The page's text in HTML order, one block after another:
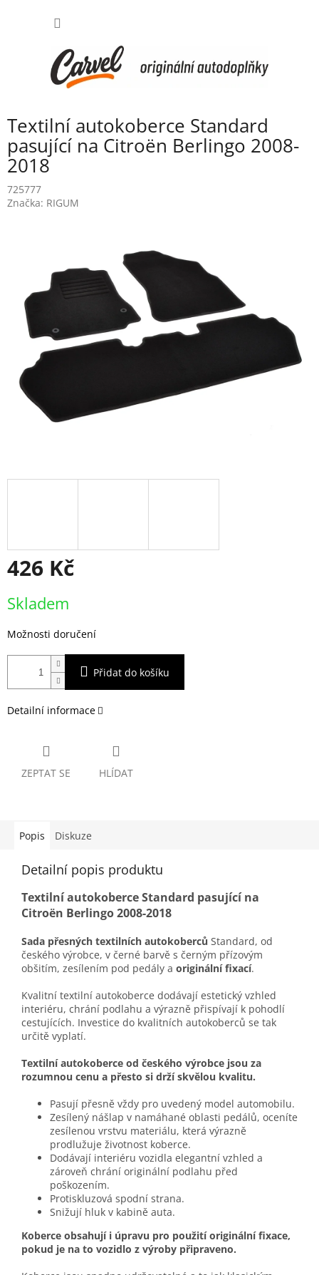
Textilní autokoberce Standard
pasující na Citroën Berlingo 2008-
2018
725777
Značka: RIGUM
426 Kč
cena:
Skladem
Možnosti doručení
Přidat do košíku
Detailní informace
ZEPTAT SE HLÍDAT
Popis Diskuze
Detailní popis produktu
Textilní autokoberce Standard pasující na
Citroën Berlingo 2008-2018
Sada přesných textilních autokoberců Standard, od
českého výrobce, v černé barvě s černým přízovým
obšitím, zesílením pod pedály a originální fixací.
Kvalitní textilní autokoberce dodávají estetický vzhled
interiéru, chrání podlahu a výrazně přispívají k pohodlí
cestujících. Investice do kvalitních autokoberců se tak
určitě vyplatí.
Textilní autokoberce od českého výrobce jsou za
rozumnou cenu a přesto si drží skvělou kvalitu.
Pasují přesně vždy pro uvedený model automobilu.
Zesílený nášlap v namáhané oblasti pedálů, oceníte
zesílenou vrstvu materiálu, která výrazně
prodlužuje životnost koberce.
Dodávají interiéru vozidla elegantní vzhled a
zároveň chrání originální podlahu před
poškozením.
Protiskluzová spodní strana.
Snižují hluk v kabině auta.
Koberce obsahují i úpravu pro použití originální fixace,
pokud je na to vozidlo z výroby připraveno.